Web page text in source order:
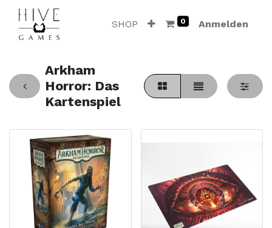
SHOP 0 Anmelden
Arkham
Horror: Das
Kartenspiel